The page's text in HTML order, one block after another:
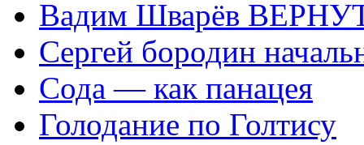
Вадим Шварёв
Сергей бородин
Сода — как панацея
Голодание по Голтису